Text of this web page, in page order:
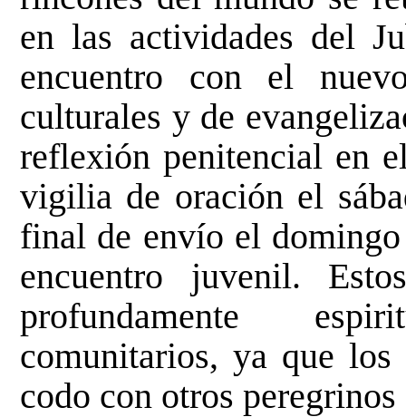
en las actividades del
encuentro con el
culturales y de
reflexión penitencial en
vigilia de oración el
final de envío el
encuentro juvenil.
profundamente
comunitarios, ya que los
codo con otros